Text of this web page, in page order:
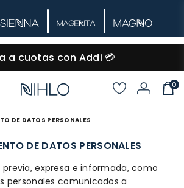
GRATIS desde $60.000
0
DE DATOS PERSONALES
DE DATOS PERSONALES
expresa e informada, como
personales comunicados a